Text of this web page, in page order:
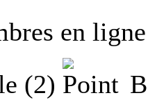
en
(2)